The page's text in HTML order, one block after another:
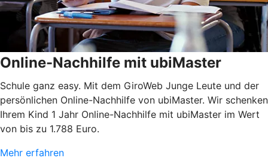
Online-Nachhilfe mit ubiMaster
Schule ganz easy. Mit dem GiroWeb Junge Leute und der
persönlichen Online-Nachhilfe von ubiMaster. Wir schenken
Ihrem Kind 1 Jahr Online-Nachhilfe mit ubiMaster im Wert
von bis zu 1.788 Euro.
Mehr erfahren